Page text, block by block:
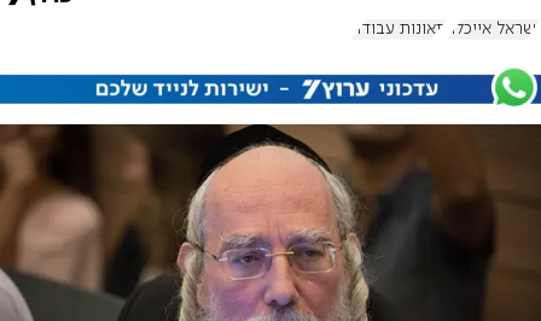
ישראל אייכלר תאונות עבודה